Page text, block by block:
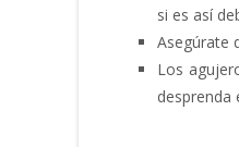
si es así
Asegúrate
Los
desprenda